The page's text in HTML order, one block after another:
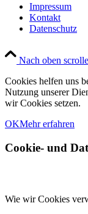
Impressum
Kontakt
Datenschutz
Nach oben
Cookies helfen uns
Nutzung unserer
wir Cookies setzen.
OKMehr erfahren
Cookie- und
Wie wir Cookies